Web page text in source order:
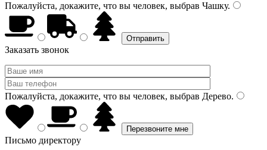
Пожалуйста, докажите, что вы человек, выбрав Чашку.
Заказать звонок
Пожалуйста, докажите, что вы человек, выбрав Дерево.
Письмо директору